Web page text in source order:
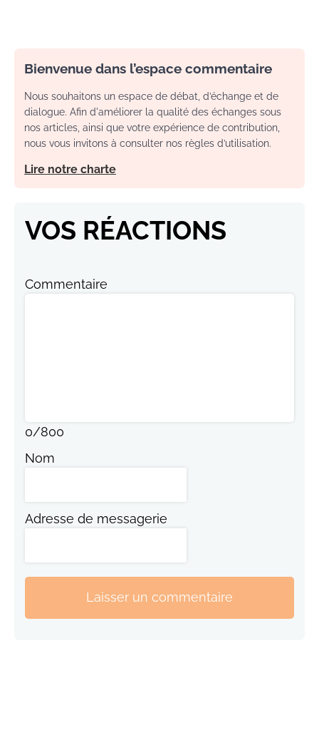
Bienvenue dans l’espace commentaire
Nous souhaitons un espace de débat, d’échange et de
dialogue. Afin d'améliorer la qualité des échanges sous
nos articles, ainsi que votre expérience de contribution,
nous vous invitons à consulter nos règles d’utilisation.
Lire notre charte
VOS RÉACTIONS
Commentaire
0/800
Nom
Adresse de messagerie
Laisser un commentaire